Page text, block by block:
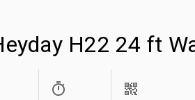
H22 24 ft